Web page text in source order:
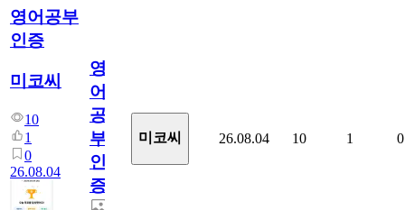
영어공부
인증
미코씨
10
1
0
26.08.04
영
어
공
부
인
증
미코씨 26.08.04 10 1 0